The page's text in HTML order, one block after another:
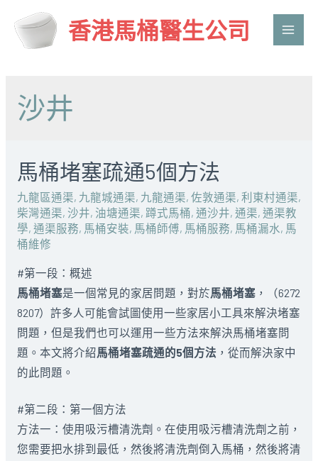
香港馬桶醫生公司
Main
沙井
馬桶堵塞疏通5個方法
九龍區通渠, 九龍城通渠, 九龍通渠, 佐敦通渠, 利東村通渠,
柴灣通渠, 沙井, 油塘通渠, 蹲式馬桶, 通沙井, 通渠, 通渠教
學, 通渠服務, 馬桶安裝, 馬桶師傅, 馬桶服務, 馬桶漏水, 馬
桶維修
#第一段：概述
馬桶堵塞是一個常見的家居問題，對於馬桶堵塞，（6272
8207）許多人可能會試圖使用一些家居小工具來解決堵塞
問題，但是我們也可以運用一些方法來解決馬桶堵塞問
題。本文將介紹馬桶堵塞疏通的5個方法，從而解決家中
的此問題。
#第二段：第一個方法
方法一：使用吸污槽清洗劑。在使用吸污槽清洗劑之前，
您需要把水排到最低，然後將清洗劑倒入馬桶，然後將清